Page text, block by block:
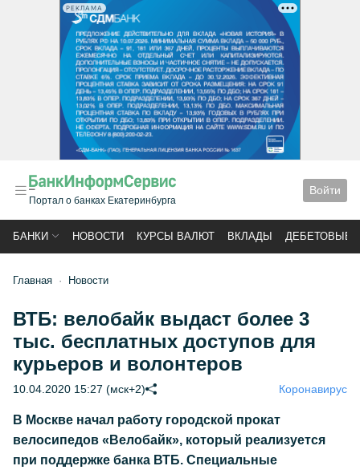
РЕКЛАМА
Портал о банках Екатеринбурга
Войти
БАНКИ НОВОСТИ КУРСЫ ВАЛЮТ ВКЛАДЫ ДЕБЕТОВЫЕ
Главная Новости
ВТБ: велобайк выдаст более 3
тыс. бесплатных доступов для
курьеров и волонтеров
10.04.2020 15:27 (мск+2) Коронавирус
В Москве начал работу городской прокат
велосипедов «Велобайк», который реализуется
при поддержке банка ВТБ. Специальные